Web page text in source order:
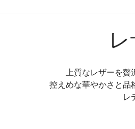
上質なレザーを
控えめな華やかさと品
レ